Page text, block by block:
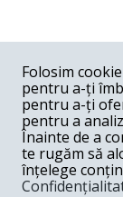
COMENTARII
Nume
Email
Folosim
pentru a-ți
pentru a-ți
pentru a
Înainte de a
te rugăm să
înțelege